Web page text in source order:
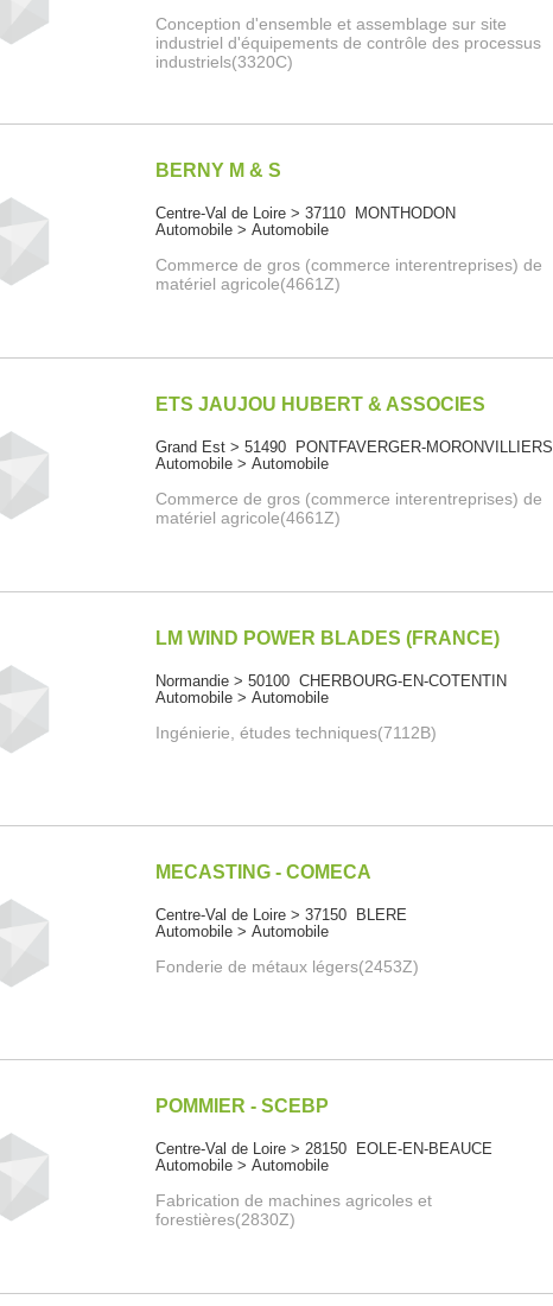
Conception d'ensemble et assemblage sur site
industriel d'équipements de contrôle des processus
industriels(3320C)
BERNY M & S
Centre-Val de Loire > 37110 MONTHODON
Automobile > Automobile
Commerce de gros (commerce interentreprises) de
matériel agricole(4661Z)
ETS JAUJOU HUBERT & ASSOCIES
Grand Est > 51490 PONTFAVERGER-MORONVILLIERS
Automobile > Automobile
Commerce de gros (commerce interentreprises) de
matériel agricole(4661Z)
LM WIND POWER BLADES (FRANCE)
Normandie > 50100 CHERBOURG-EN-COTENTIN
Automobile > Automobile
Ingénierie, études techniques(7112B)
MECASTING - COMECA
Centre-Val de Loire > 37150 BLERE
Automobile > Automobile
Fonderie de métaux légers(2453Z)
POMMIER - SCEBP
Centre-Val de Loire > 28150 EOLE-EN-BEAUCE
Automobile > Automobile
Fabrication de machines agricoles et
forestières(2830Z)